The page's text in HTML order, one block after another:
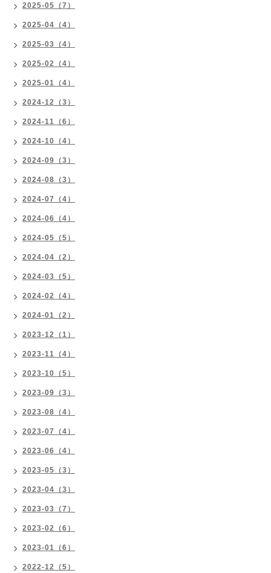
2025-05（7）
2025-04（4）
2025-03（4）
2025-02（4）
2025-01（4）
2024-12（3）
2024-11（6）
2024-10（4）
2024-09（3）
2024-08（3）
2024-07（4）
2024-06（4）
2024-05（5）
2024-04（2）
2024-03（5）
2024-02（4）
2024-01（2）
2023-12（1）
2023-11（4）
2023-10（5）
2023-09（3）
2023-08（4）
2023-07（4）
2023-06（4）
2023-05（3）
2023-04（3）
2023-03（7）
2023-02（6）
2023-01（6）
2022-12（5）